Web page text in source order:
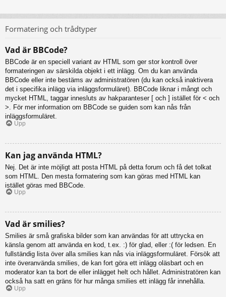
Formatering och trådtyper
Vad är BBCode?
BBCode är en speciell variant av HTML som ger stor kontroll över
formateringen av särskilda objekt i ett inlägg. Om du kan använda
BBCode eller inte bestäms av administratören (du kan också inaktivera
det i specifika inlägg via inläggsformuläret). BBCode liknar i mångt och
mycket HTML, taggar innesluts av hakparanteser [ och ] istället för < och
>. För mer information om BBCode se guiden som kan nås från
inläggsformuläret.
Upp
Kan jag använda HTML?
Nej. Det är inte möjligt att posta HTML på detta forum och få det tolkat
som HTML. Den mesta formatering som kan göras med HTML kan
istället göras med BBCode.
Upp
Vad är smilies?
Smilies är små grafiska bilder som kan användas för att uttrycka en
känsla genom att använda en kod, t.ex. :) för glad, eller :( för ledsen. En
fullständig lista över alla smilies kan nås via inläggsformuläret. Försök att
inte överanvända smilies, de kan fort göra ett inlägg oläsbart och en
moderator kan ta bort de eller inlägget helt och hållet. Administratören kan
också ha satt en gräns för hur många smilies ett inlägg får innehålla.
Upp